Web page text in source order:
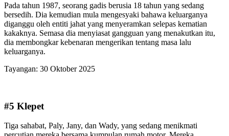
Pada tahun 1987, seorang gadis berusia 18 tahun yang sedang
bersedih. Dia kemudian mula mengesyaki bahawa keluarganya
diganggu oleh entiti jahat yang menyeramkan selepas kematian
kakaknya. Semasa dia menyiasat gangguan yang menakutkan itu,
dia membongkar kebenaran mengerikan tentang masa lalu
keluarganya.
Tayangan: 30 Oktober 2025
#5 Klepet
Tiga sahabat, Paly, Jany, dan Wady, yang sedang menikmati